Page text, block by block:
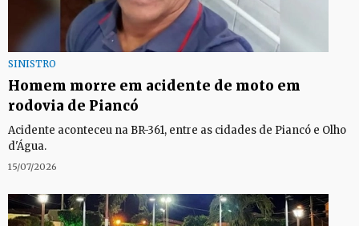
SINISTRO
Homem morre em acidente de moto em
rodovia de Piancó
Acidente aconteceu na BR-361, entre as cidades de Piancó e Olho
d'Água.
15/07/2026